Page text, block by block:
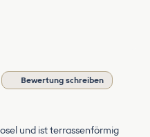
Bewertung schreiben
und ist terrassenförmig